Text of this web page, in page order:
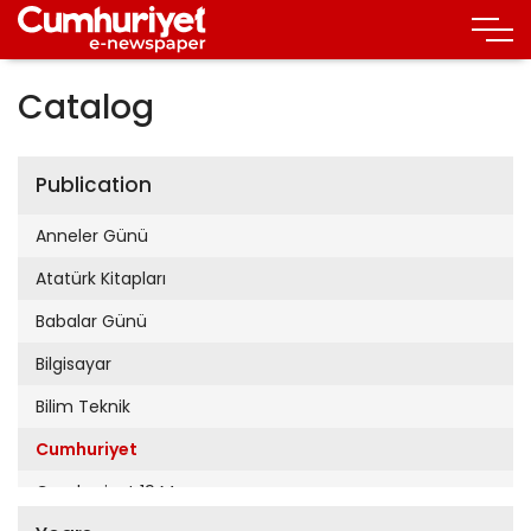
Catalog
Publication
Anneler Günü
Atatürk Kitapları
Babalar Günü
Bilgisayar
Bilim Teknik
Cumhuriyet
Cumhuriyet 19 Mayıs